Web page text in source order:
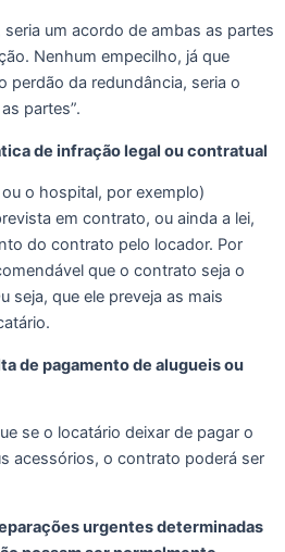
um acordo de ambas as partes
Nenhum empecilho, já que
perdão da redundância, seria o
partes”.
de infração legal ou contratual
o hospital, por exemplo)
em contrato, ou ainda a lei,
do contrato pelo locador. Por
que o contrato seja o
seja, que ele preveja as mais
de pagamento de alugueis ou
se o locatário deixar de pagar o
acessórios, o contrato poderá ser
urgentes determinadas